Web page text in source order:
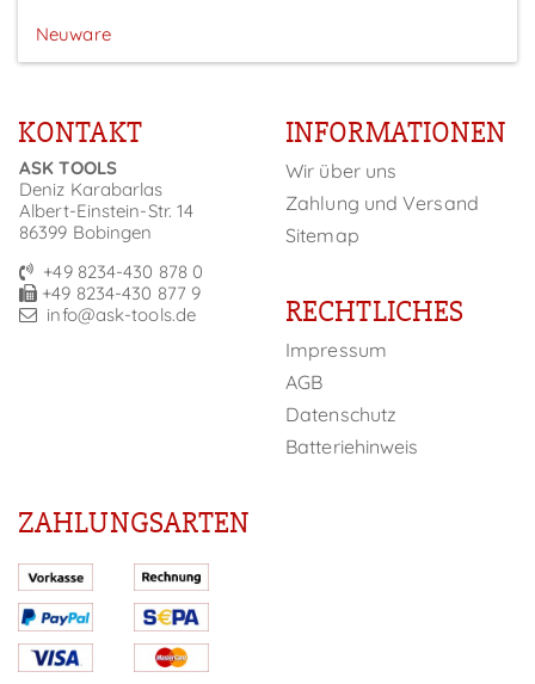
Neuware
KONTAKT
ASK TOOLS
Deniz Karabarlas
Albert-Einstein-Str. 14
86399 Bobingen
+49 8234-430 878 0
+49 8234-430 877 9
info@ask-tools.de
INFORMATIONEN
Wir über uns
Zahlung und Versand
Sitemap
RECHTLICHES
Impressum
AGB
Datenschutz
Batteriehinweis
ZAHLUNGSARTEN